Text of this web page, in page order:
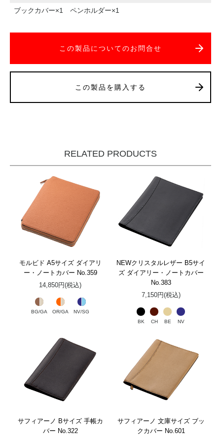
ブックカバー×1 ペンホルダー×1
この製品についてのお問合せ
この製品を購入する
RELATED PRODUCTS
モルビド A5サイズ ダイアリ
ー・ノートカバー No.359
14,850円(税込)
BG/GA OR/GA NV/SG
NEWクリスタルレザー B5サイ
ズ ダイアリー・ノートカバー
No.383
7,150円(税込)
BK CH BE NV
サフィアーノ Bサイズ 手帳カ
バー No.322
サフィアーノ 文庫サイズ ブッ
クカバー No.601